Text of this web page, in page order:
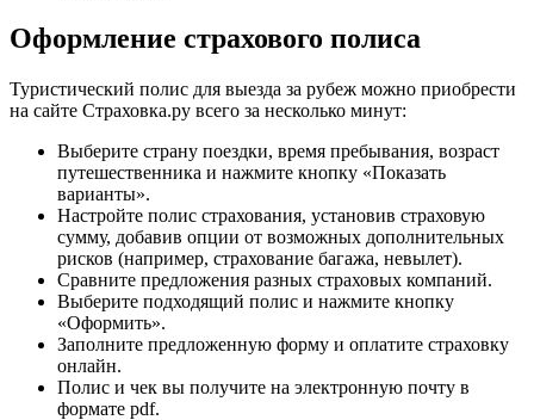
Оформление страхового полиса
Туристический полис для выезда за рубеж можно приобрести
на сайте Страховка.ру всего за несколько минут:
Выберите страну поездки, время пребывания, возраст
путешественника и нажмите кнопку «Показать
варианты».
Настройте полис страхования, установив страховую
сумму, добавив опции от возможных дополнительных
рисков (например, страхование багажа, невылет).
Сравните предложения разных страховых компаний.
Выберите подходящий полис и нажмите кнопку
«Оформить».
Заполните предложенную форму и оплатите страховку
онлайн.
Полис и чек вы получите на электронную почту в
формате pdf.